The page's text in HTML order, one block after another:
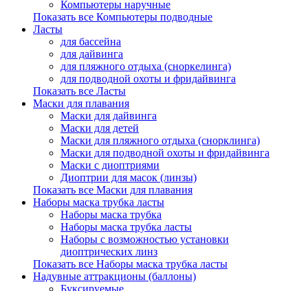
Компьютеры наручные
Показать все Компьютеры подводные
Ласты
для бассейна
для дайвинга
для пляжного отдыха (сноркелинга)
для подводной охоты и фридайвинга
Показать все Ласты
Маски для плавания
Маски для дайвинга
Маски для детей
Маски для пляжного отдыха (снорклинга)
Маски для подводной охоты и фридайвинга
Маски с диоптриями
Диоптрии для масок (линзы)
Показать все Маски для плавания
Наборы маска трубка ласты
Наборы маска трубка
Наборы маска трубка ласты
Наборы с возможностью установки
диоптрических линз
Показать все Наборы маска трубка ласты
Надувные аттракционы (баллоны)
Буксируемые